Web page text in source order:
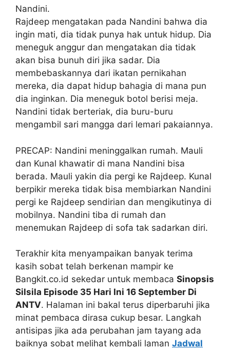
Nandini.
Rajdeep mengatakan pada Nandini bahwa dia
ingin mati, dia tidak punya hak untuk hidup. Dia
meneguk anggur dan mengatakan dia tidak
akan bisa bunuh diri jika sadar. Dia
membebaskannya dari ikatan pernikahan
mereka, dia dapat hidup bahagia di mana pun
dia inginkan. Dia meneguk botol berisi meja.
Nandini tidak berteriak, dia buru-buru
mengambil sari mangga dari lemari pakaiannya.
PRECAP: Nandini meninggalkan rumah. Mauli
dan Kunal khawatir di mana Nandini bisa
berada. Mauli yakin dia pergi ke Rajdeep. Kunal
berpikir mereka tidak bisa membiarkan Nandini
pergi ke Rajdeep sendirian dan mengikutinya di
mobilnya. Nandini tiba di rumah dan
menemukan Rajdeep di sofa tak sadarkan diri.
Terakhir kita menyampaikan banyak terima
kasih sobat telah berkenan mampir ke
Bangkit.co.id sekedar untuk membaca Sinopsis
Silsila Episode 35 Hari Ini 16 September Di
ANTV. Halaman ini bakal terus diperbaruhi jika
minat pembaca dirasa cukup besar. Langkah
antisipas jika ada perubahan jam tayang ada
baiknya sobat melihat kembali laman Jadwal